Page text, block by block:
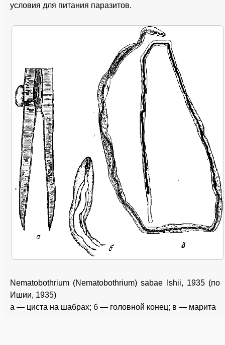
условия для питания паразитов.
Nematobothrium (Nematobothrium) sabae Ishii, 1935 (по
Ишии, 1935)
a — циста на шабрах; б — головной конец; в — марита